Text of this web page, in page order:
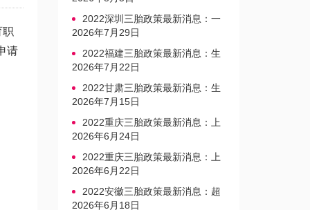
职
请
2022深圳三胎政策最新消息：一
文读懂上户口是否罚款
2026年7月29日
2022福建三胎政策最新消息：生
育奖励发放迎新标准
2026年7月22日
2022甘肃三胎政策最新消息：生
育产假不享受带薪福利
2026年7月15日
2022重庆三胎政策最新消息：上
户口、办准生证指南
2026年6月24日
2022重庆三胎政策最新消息：上
户口、办准生证指南
2026年6月22日
2022安徽三胎政策最新消息：超
生家庭罚款标准更新
2026年6月18日